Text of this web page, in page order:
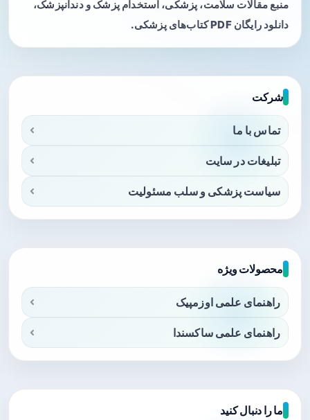
منبع مقالات سلامت، پزشکی، استخدام پزشک و دندانپزشک،
دانلود رایگان PDF کتاب‌های پزشکی.
شرکت
تماس با ما
تبلیغات در سایت
سیاست پزشکی و سلب مسئولیت
محصولات ویژه
راهنمای علمی اوزمپیک
راهنمای علمی ساکسندا
ما را دنبال کنید